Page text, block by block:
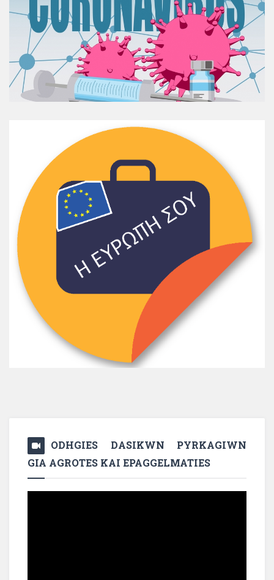
ODHGIES DASIKWN PYRKAGIWN
GIA AGROTES KAI EPAGGELMATIES